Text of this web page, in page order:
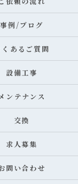
事例/ブログ
くあるご質問
設備工事
ンテナンス
交換
求人募集
問い合わせ